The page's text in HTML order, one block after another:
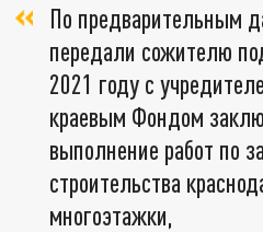
По предварительным
передали сожителю
2021 году с
краевым Фондом
выполнение работ по
строительства
многоэтажки,